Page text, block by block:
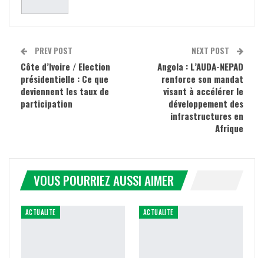
PREV POST
Côte d’Ivoire / Election
présidentielle : Ce que
deviennent les taux de
participation
NEXT POST
Angola : L’AUDA-NEPAD
renforce son mandat
visant à accélérer le
développement des
infrastructures en
Afrique
VOUS POURRIEZ AUSSI AIMER
ACTUALITE ACTUALITE